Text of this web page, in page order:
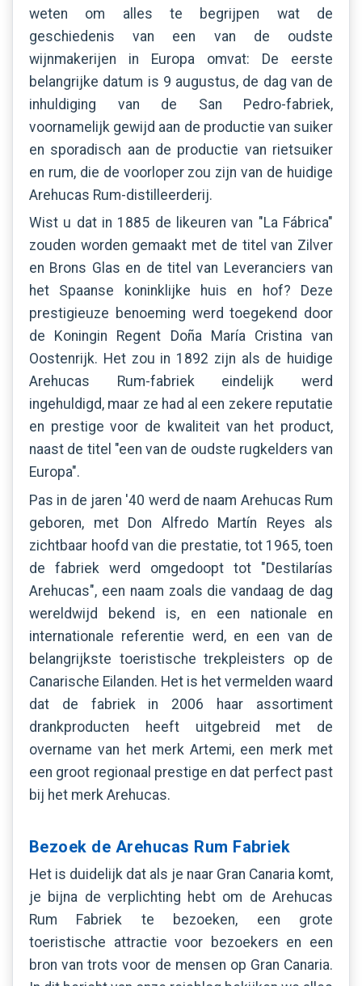
weten om alles te begrijpen wat de
geschiedenis van een van de oudste
wijnmakerijen in Europa omvat: De eerste
belangrijke datum is 9 augustus, de dag van de
inhuldiging van de San Pedro-fabriek,
voornamelijk gewijd aan de productie van suiker
en sporadisch aan de productie van rietsuiker
en rum, die de voorloper zou zijn van de huidige
Arehucas Rum-distilleerderij.
Wist u dat in 1885 de likeuren van "La Fábrica"
zouden worden gemaakt met de titel van Zilver
en Brons Glas en de titel van Leveranciers van
het Spaanse koninklijke huis en hof? Deze
prestigieuze benoeming werd toegekend door
de Koningin Regent Doña María Cristina van
Oostenrijk. Het zou in 1892 zijn als de huidige
Arehucas Rum-fabriek eindelijk werd
ingehuldigd, maar ze had al een zekere reputatie
en prestige voor de kwaliteit van het product,
naast de titel "een van de oudste rugkelders van
Europa".
Pas in de jaren '40 werd de naam Arehucas Rum
geboren, met Don Alfredo Martín Reyes als
zichtbaar hoofd van die prestatie, tot 1965, toen
de fabriek werd omgedoopt tot "Destilarías
Arehucas", een naam zoals die vandaag de dag
wereldwijd bekend is, en een nationale en
internationale referentie werd, en een van de
belangrijkste toeristische trekpleisters op de
Canarische Eilanden. Het is het vermelden waard
dat de fabriek in 2006 haar assortiment
drankproducten heeft uitgebreid met de
overname van het merk Artemi, een merk met
een groot regionaal prestige en dat perfect past
bij het merk Arehucas.
Bezoek de Arehucas Rum Fabriek
Het is duidelijk dat als je naar Gran Canaria komt,
je bijna de verplichting hebt om de Arehucas
Rum Fabriek te bezoeken, een grote
toeristische attractie voor bezoekers en een
bron van trots voor de mensen op Gran Canaria.